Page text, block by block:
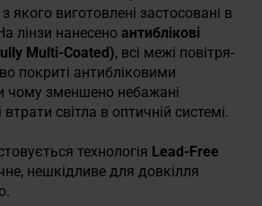
якого виготовлені застосовані в
лінзи нанесено антиблікові
Multi-Coated), всі межі повітря-
покриті антибліковими
чому зменшено небажані
світла в оптичній системі.
технологія Lead-Free
нешкідливе для довкілля